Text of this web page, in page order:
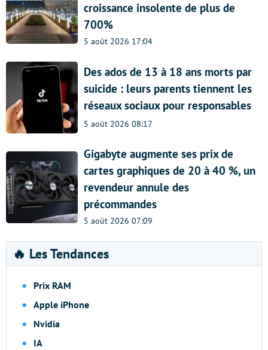
croissance insolente de plus de
700%
5 août 2026 17:04
Des ados de 13 à 18 ans morts par
suicide : leurs parents tiennent les
réseaux sociaux pour responsables
5 août 2026 08:17
Gigabyte augmente ses prix de
cartes graphiques de 20 à 40 %, un
revendeur annule des
précommandes
5 août 2026 07:09
🔥 Les Tendances
Prix RAM
Apple iPhone
Nvidia
IA